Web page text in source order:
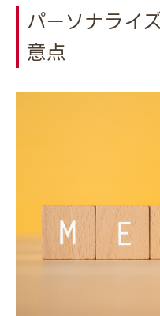
パーソナライ
意点